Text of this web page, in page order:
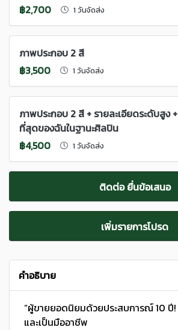
฿2,700
1 วันจัดส่ง
ภาพประกอบ 2 สี
฿3,500
1 วันจัดส่ง
ภาพประกอบ 2 สี + รายละเอียดระดับสูง
ที่สุดของฉันในฐานะศิลปิน
฿4,500
1 วันจัดส่ง
ติดต่อ ยื่นข้อเสนอ
เพิ่มรายการโปรด
คำอธิบาย
“ผู้ขายยอดนิยมด้วยประสบการณ์ 10
และเป็นมืออาชีพ